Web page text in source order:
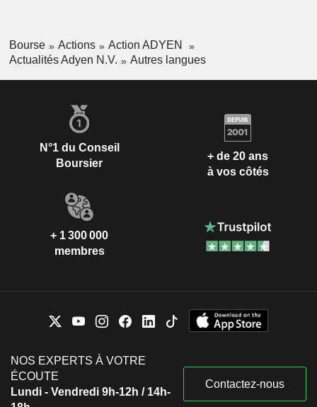
Bourse Actions
Action ADYEN
Actualités Adyen N.V.
Autres langues
N°1 du Conseil
Boursier
+ de 20 ans
à vos côtés
+ 1 300 000
membres
NOS EXPERTS À VOTRE
ÉCOUTE
Lundi - Vendredi 9h-12h / 14h-
Contactez-nous